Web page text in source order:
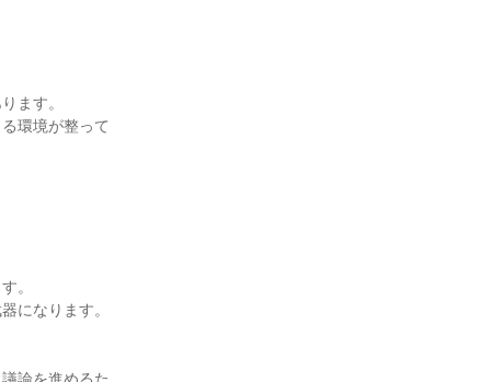
ます。
環境が整って
。
になります。